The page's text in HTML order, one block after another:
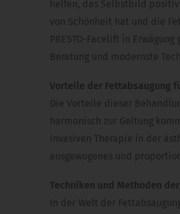
helfen, das Selbstbild
von Schönheit hat und die
PRESTO-Facelift in
Beratung und modernste
Vorteile der Fettabsaugung
Die Vorteile dieser
harmonisch zur Geltung
invasiven Therapie in der
ausgewogenes und
Techniken und Methoden
In der Welt der